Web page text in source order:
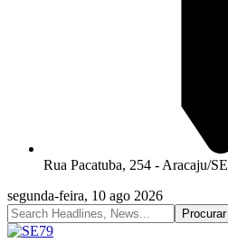
Rua Pacatuba, 254 - Aracaju/SE
segunda-feira, 10 ago 2026